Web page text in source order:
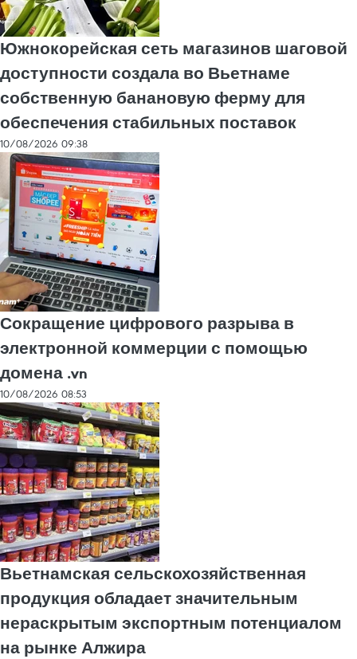
Южнокорейская сеть магазинов шаговой
доступности создала во Вьетнаме
собственную банановую ферму для
обеспечения стабильных поставок
10/08/2026 09:38
Сокращение цифрового разрыва в
электронной коммерции с помощью
домена .vn
10/08/2026 08:53
Вьетнамская сельскохозяйственная
продукция обладает значительным
нераскрытым экспортным потенциалом
на рынке Алжира